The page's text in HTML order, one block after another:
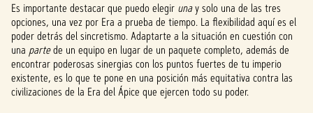
Es importante destacar que puedo elegir unay solo una de las tres
opciones, una vez por Era a prueba de tiempo. La flexibilidad aquí es el
poder detrás del sincretismo. Adaptarte a la situación en cuestión con
una partede un equipo en lugar de un paquete completo, además de
encontrar poderosas sinergias con los puntos fuertes de tu imperio
existente, es lo que te pone en una posición más equitativa contra las
civilizaciones de la Era del Ápice que ejercen todo su poder.